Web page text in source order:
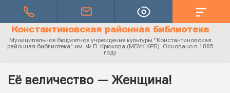
Константиновская районная библиотека
Муниципальное бюджетное учреждение культуры "Константиновская
районная библиотека" им. Ф.П. Крюкова (МБУК КРБ). Основано в 1885
году
Её величество — Женщина!